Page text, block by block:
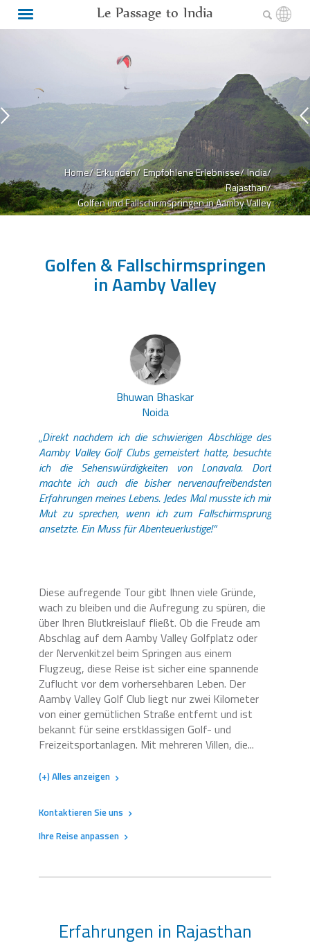
Le Passage to India
Home/ Erkunden/Empfohlene Erlebnisse/India/
Rajasthan/
Golfen und Fallschirmspringen in Aamby Valley
Golfen & Fallschirmspringen
in Aamby Valley
Bhuwan Bhaskar
Noida
„Direkt nachdem ich die schwierigen Abschläge des
Aamby Valley Golf Clubs gemeistert hatte, besuchte
ich die Sehenswürdigkeiten von Lonavala. Dort
machte ich auch die bisher nervenaufreibendsten
Erfahrungen meines Lebens. Jedes Mal musste ich mir
Mut zu sprechen, wenn ich zum Fallschirmsprung
ansetzte. Ein Muss für Abenteuerlustige!“
Diese aufregende Tour gibt Ihnen viele Gründe,
wach zu bleiben und die Aufregung zu spüren, die
über Ihren Blutkreislauf fließt. Ob die Freude am
Abschlag auf dem Aamby Valley Golfplatz oder
der Nervenkitzel beim Springen aus einem
Flugzeug, diese Reise ist sicher eine spannende
Zuflucht vor dem vorhersehbaren Leben. Der
Aamby Valley Golf Club liegt nur zwei Kilometer
von einer gemütlichen Straße entfernt und ist
bekannt für seine erstklassigen Golf- und
Freizeitsportanlagen. Mit mehreren Villen, die...
(+) Alles anzeigen
Kontaktieren Sie uns
Ihre Reise anpassen
Erfahrungen in Rajasthan